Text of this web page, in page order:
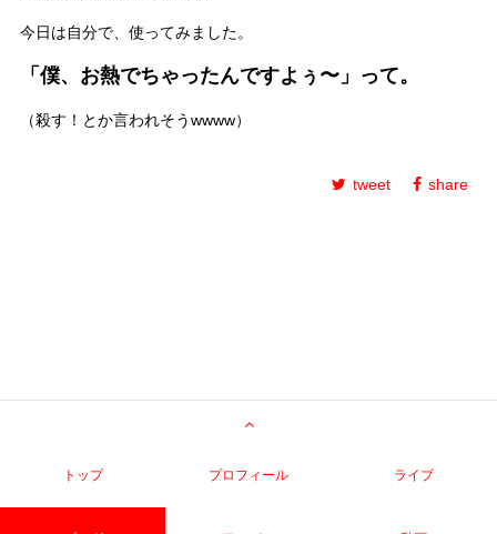
今日は自分で、使ってみました。
「僕、お熱でちゃったんですよぅ〜」って。
（殺す！とか言われそうwwww）
tweet share
トップ プロフィール ライブ